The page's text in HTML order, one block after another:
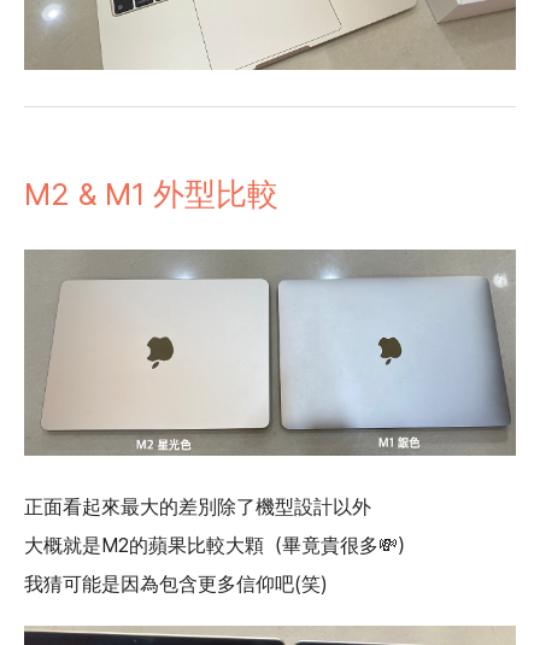
M2 & M1 外型比較
正面看起來最大的差別除了機型設計以外
大概就是M2的蘋果比較大顆（畢竟貴很多💸）
我猜可能是因為包含更多信仰吧(笑)